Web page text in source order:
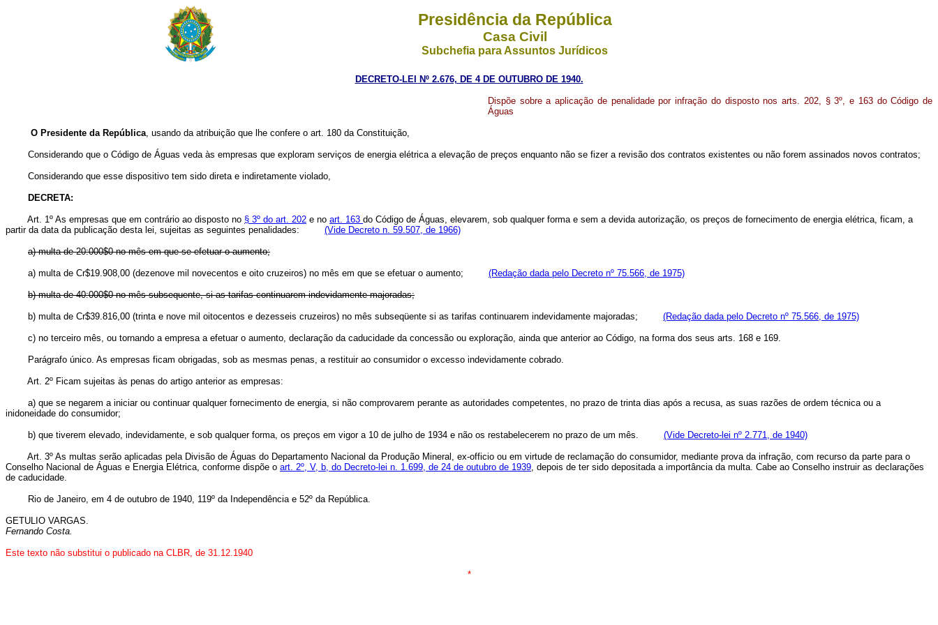
Presidência da República
Casa Civil
Subchefia para Assuntos Jurídicos
DECRETO-LEI Nº 2.676, DE 4 DE OUTUBRO DE 1940.
Dispõe sobre a aplicação de penalidade por infração do disposto nos arts. 202, § 3º, e 163 do Código de
Águas
O Presidente da República, usando da atribuição que lhe confere o art. 180 da Constituição,
Considerando que o Código de Águas veda às empresas que exploram serviços de energia elétrica a elevação de preços enquanto não se fizer a revisão dos contratos existentes ou não forem assinados novos contratos;
Considerando que esse dispositivo tem sido direta e indiretamente violado,
DECRETA:
Art. 1º As empresas que em contrário ao disposto no § 3º do art. 202 e no art. 163 do Código de Águas, elevarem, sob qualquer forma e sem a devida autorização, os preços de fornecimento de energia elétrica, ficam, a
partir da data da publicação desta lei, sujeitas as seguintes penalidades: (Vide Decreto n. 59.507, de 1966)
a) multa de 20:000$0 no mês em que se efetuar o aumento;
a) multa de Cr$19.908,00 (dezenove mil novecentos e oito cruzeiros) no mês em que se efetuar o aumento; (Redação dada pelo Decreto nº 75.566, de 1975)
b) multa de 40:000$0 no mês subsequente, si as tarifas continuarem indevidamente majoradas;
b) multa de Cr$39.816,00 (trinta e nove mil oitocentos e dezesseis cruzeiros) no mês subseqüente si as tarifas continuarem indevidamente majoradas; (Redação dada pelo Decreto nº 75.566, de 1975)
c) no terceiro mês, ou tornando a empresa a efetuar o aumento, declaração da caducidade da concessão ou exploração, ainda que anterior ao Código, na forma dos seus arts. 168 e 169.
Parágrafo único. As empresas ficam obrigadas, sob as mesmas penas, a restituir ao consumidor o excesso indevidamente cobrado.
Art. 2º Ficam sujeitas às penas do artigo anterior as empresas:
a) que se negarem a iniciar ou continuar qualquer fornecimento de energia, si não comprovarem perante as autoridades competentes, no prazo de trinta dias após a recusa, as suas razões de ordem técnica ou a
inidoneidade do consumidor;
b) que tiverem elevado, indevidamente, e sob qualquer forma, os preços em vigor a 10 de julho de 1934 e não os restabelecerem no prazo de um mês. (Vide Decreto-lei nº 2.771, de 1940)
Art. 3º As multas serão aplicadas pela Divisão de Águas do Departamento Nacional da Produção Mineral, ex-officio ou em virtude de reclamação do consumidor, mediante prova da infração, com recurso da parte para o
Conselho Nacional de Águas e Energia Elétrica, conforme dispõe o art. 2º, V, b, do Decreto-lei n. 1.699, de 24 de outubro de 1939, depois de ter sido depositada a importância da multa. Cabe ao Conselho instruir as declarações
de caducidade.
Rio de Janeiro, em 4 de outubro de 1940, 119º da Independência e 52º da República.
GETULIO VARGAS.
Fernando Costa.
Este texto não substitui o publicado na CLBR, de 31.12.1940
*